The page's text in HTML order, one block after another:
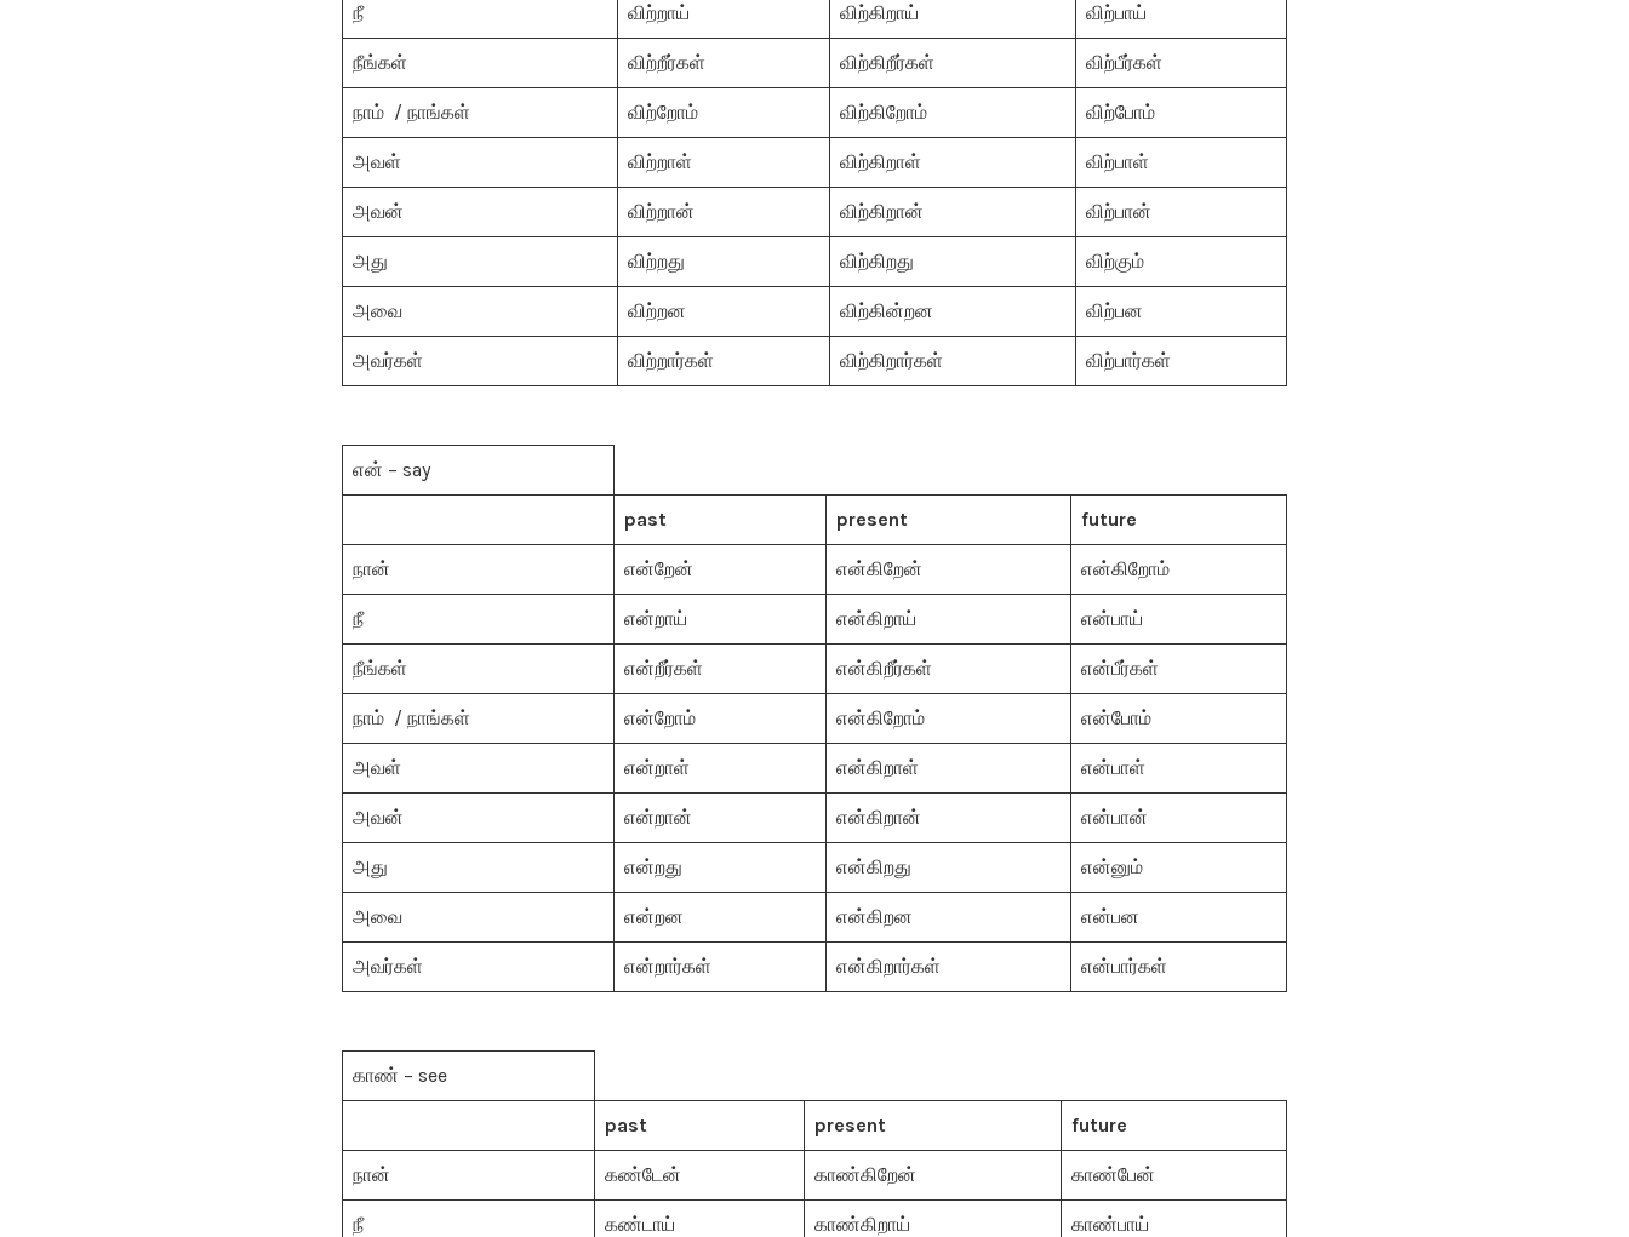
நீ விற்றாய் விற்கிறாய் விற்பாய்
நீங்கள் விற்றீர்கள் விற்கிறீர்கள் விற்பீர்கள்
நாம் / நாங்கள் விற்றோம் விற்கிறோம் விற்போம்
அவள் விற்றாள் விற்கிறாள் விற்பாள்
அவன் விற்றான் விற்கிறான் விற்பான்
அது விற்றது விற்கிறது விற்கும்
அவை விற்றன விற்கின்றன விற்பன
அவர்கள் விற்றார்கள் விற்கிறார்கள் விற்பார்கள்
என் – say
past present future
நான் என்றேன் என்கிறேன் என்கிறோம்
நீ என்றாய் என்கிறாய் என்பாய்
நீங்கள் என்றீர்கள் என்கிறீர்கள் என்பீர்கள்
நாம் / நாங்கள் என்றோம் என்கிறோம் என்போம்
அவள் என்றாள் என்கிறாள் என்பாள்
அவன் என்றான் என்கிறான் என்பான்
அது என்றது என்கிறது என்னும்
அவை என்றன என்கிறன என்பன
அவர்கள் என்றார்கள் என்கிறார்கள் என்பார்கள்
காண் – see
past present future
நான் கண்டேன் காண்கிறேன் காண்பேன்
நீ கண்டாய் காண்கிறாய் காண்பாய்